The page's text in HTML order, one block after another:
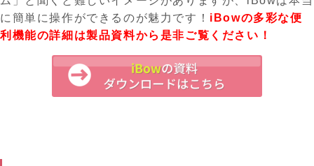
に簡単に操作ができるのが魅力です！ iBowの多彩な便
利機能の詳細は製品資料から是非ご覧ください！